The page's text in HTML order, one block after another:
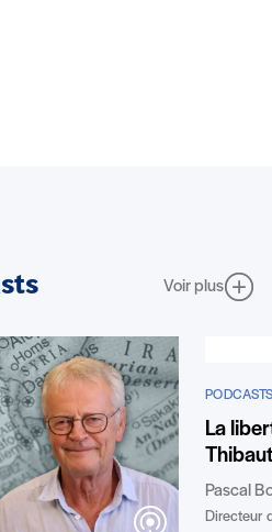
Voir plus
La
Pascal
Directeur